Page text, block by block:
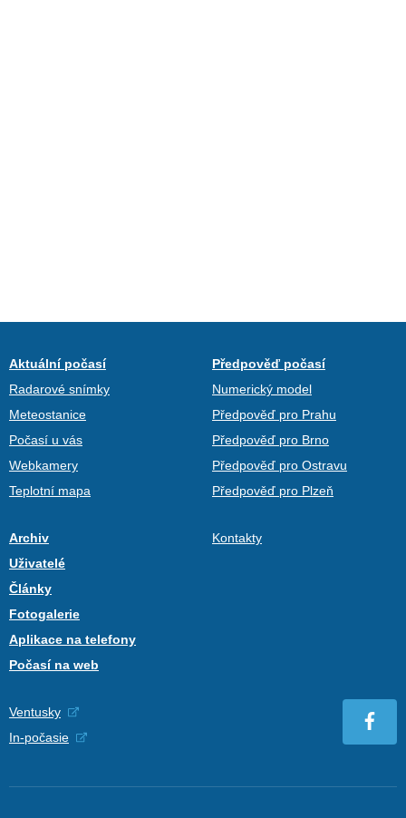
Aktuální počasí
Radarové snímky
Meteostanice
Počasí u vás
Webkamery
Teplotní mapa
Předpověď počasí
Numerický model
Předpověď pro Prahu
Předpověď pro Brno
Předpověď pro Ostravu
Předpověď pro Plzeň
Archiv
Uživatelé
Články
Fotogalerie
Aplikace na telefony
Počasí na web
Kontakty
Ventusky
In-počasie